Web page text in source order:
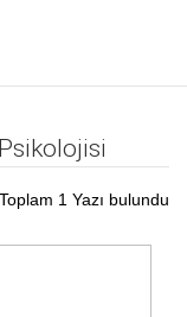
Toplam 1 Yazı bulundu